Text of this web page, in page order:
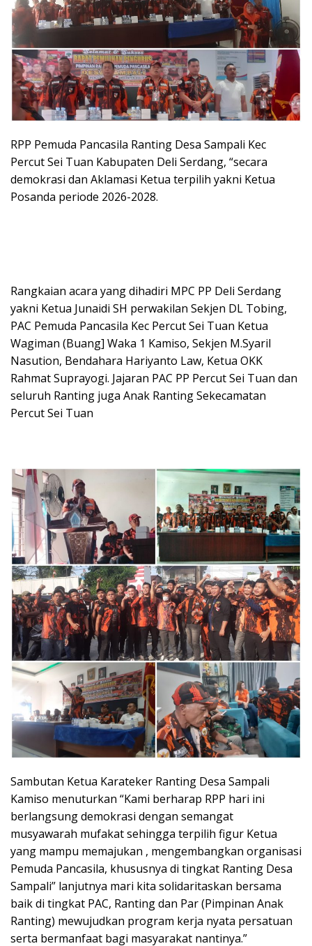
RPP Pemuda Pancasila Ranting Desa Sampali Kec
Percut Sei Tuan Kabupaten Deli Serdang, “secara
demokrasi dan Aklamasi Ketua terpilih yakni Ketua
Posanda periode 2026-2028.
Rangkaian acara yang dihadiri MPC PP Deli Serdang
yakni Ketua Junaidi SH perwakilan Sekjen DL Tobing,
PAC Pemuda Pancasila Kec Percut Sei Tuan Ketua
Wagiman (Buang] Waka 1 Kamiso, Sekjen M.Syaril
Nasution, Bendahara Hariyanto Law, Ketua OKK
Rahmat Suprayogi. Jajaran PAC PP Percut Sei Tuan dan
seluruh Ranting juga Anak Ranting Sekecamatan
Percut Sei Tuan
Sambutan Ketua Karateker Ranting Desa Sampali
Kamiso menuturkan “Kami berharap RPP hari ini
berlangsung demokrasi dengan semangat
musyawarah mufakat sehingga terpilih figur Ketua
yang mampu memajukan , mengembangkan organisasi
Pemuda Pancasila, khususnya di tingkat Ranting Desa
Sampali” lanjutnya mari kita solidaritaskan bersama
baik di tingkat PAC, Ranting dan Par (Pimpinan Anak
Ranting) mewujudkan program kerja nyata persatuan
serta bermanfaat bagi masyarakat nantinya.”